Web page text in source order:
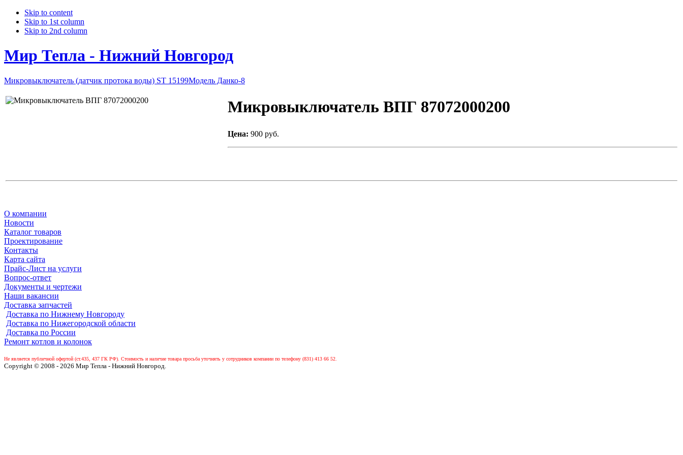
Skip to content
Skip to 1st column
Skip to 2nd column
Мир Тепла - Нижний Новгород
Микровыключатель (датчик протока воды) ST 15199Модель Данко-8
Микровыключатель ВПГ 87072000200
Цена: 900 руб.
О компании
Новости
Каталог товаров
Проектирование
Контакты
Карта сайта
Прайс-Лист на услуги
Вопрос-ответ
Документы и чертежи
Наши вакансии
Доставка запчастей
Доставка по Нижнему Новгороду
Доставка по Нижегородской области
Доставка по России
Ремонт котлов и колонок
Не является публичной офертой (ст.435, 437 ГК РФ). Стоимость и наличие товара просьба уточнять у сотрудников компании по телефону (831) 413 66 52.
Copyright © 2008 - 2026 Мир Тепла - Нижний Новгород.